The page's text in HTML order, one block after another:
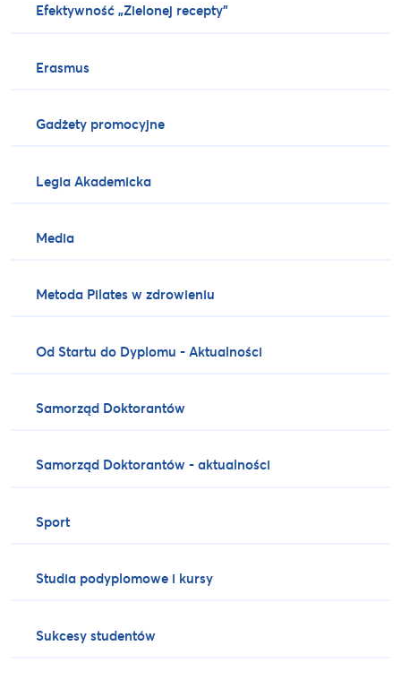
Efektywność „Zielonej recepty”
Erasmus
Gadżety promocyjne
Legia Akademicka
Media
Metoda Pilates w zdrowieniu
Od Startu do Dyplomu - Aktualności
Samorząd Doktorantów
Samorząd Doktorantów - aktualności
Sport
Studia podyplomowe i kursy
Sukcesy studentów